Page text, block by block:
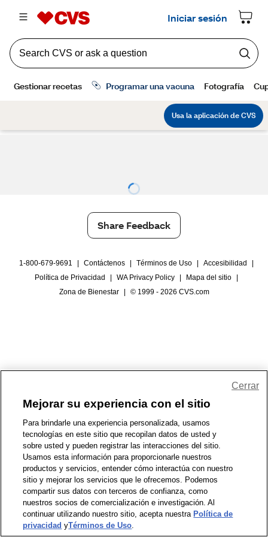
Share Feedback
1-800-679-9691 Contáctenos Términos de Uso Accesibilidad
Política de Privacidad
WA Privacy Policy Mapa del sitio
Zona de Bienestar
© 1999 - 2026 CVS.com
Mejorar su experiencia con el sitio
Para brindarle una experiencia personalizada, usamos
tecnologías en este sitio que recopilan datos de usted y
sobre usted y pueden registrar las interacciones del sitio.
Usamos esta información para proporcionarle nuestros
productos y servicios, entender cómo interactúa con nuestro
sitio y mejorar los servicios que le ofrecemos. Podemos
compartir sus datos con terceros de confianza, como
nuestros socios de comercialización e investigación. Al
continuar utilizando nuestro sitio, acepta nuestra Política de
privacidad yTérminos de Uso.
Cerrar